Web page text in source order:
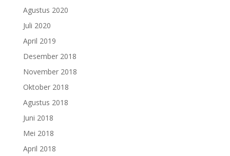
Agustus 2020
Juli 2020
April 2019
Desember 2018
November 2018
Oktober 2018
Agustus 2018
Juni 2018
Mei 2018
April 2018